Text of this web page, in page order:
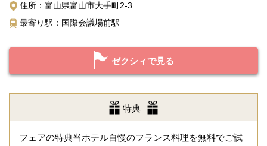
住所：富山県富山市大手町2-3
最寄り駅：国際会議場前駅
ゼクシィで見る
特典
フェアの特典当ホテル自慢のフランス料理を無料でご試